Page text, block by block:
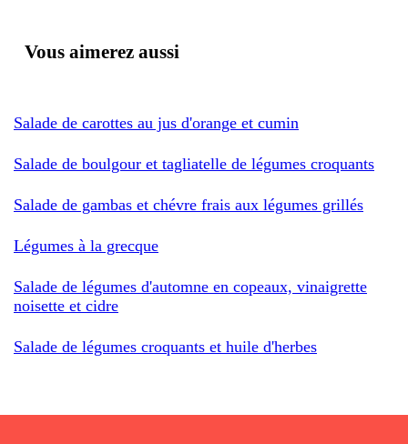
Vous aimerez aussi
Salade de carottes au jus d'orange et cumin
Salade de boulgour et tagliatelle de légumes croquants
Salade de gambas et chévre frais aux légumes grillés
Légumes à la grecque
Salade de légumes d'automne en copeaux, vinaigrette
noisette et cidre
Salade de légumes croquants et huile d'herbes